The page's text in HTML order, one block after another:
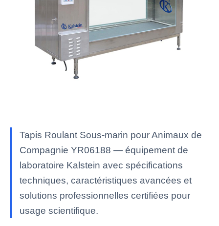
Tapis Roulant Sous-marin pour Animaux de
Compagnie YR06188 — équipement de
laboratoire Kalstein avec spécifications
techniques, caractéristiques avancées et
solutions professionnelles certifiées pour
usage scientifique.